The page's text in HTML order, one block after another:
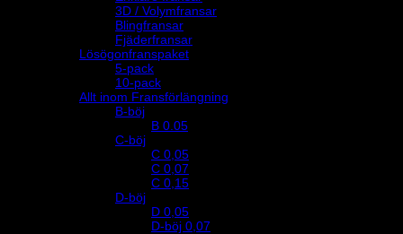
3D / Volymfransar
Blingfransar
Fjäderfransar
Lösögonfranspaket
5-pack
10-pack
Allt inom Fransförlängning
B-böj
B 0.05
C-böj
C 0,05
C 0,07
C 0,15
D-böj
D 0,05
D-böj 0,07